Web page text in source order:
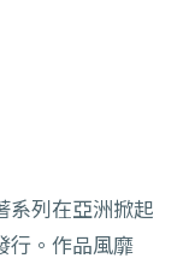
系列在亞洲掀起
行。作品風靡